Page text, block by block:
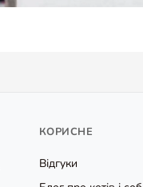
КОРИСНЕ
Відгуки